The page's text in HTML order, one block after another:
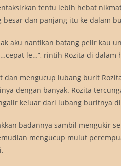
tentu lebih hebat
besar dan panjang itu ke dalam
aku nantikan batang pelir kau
le…”, rintih Rozita di dalam
dan mengucup lubang burit
dengan banyak. Rozita
keluar dari lubang buritnya
badannya sambil mengukir
mengucup mulut